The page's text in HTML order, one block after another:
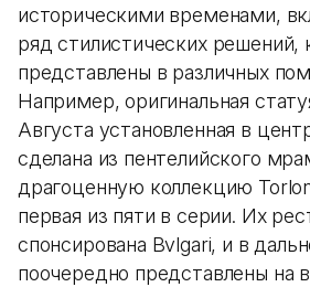
историческими временами,
ряд стилистических решений,
представлены в различных
Например, оригинальная
Августа установленная в
сделана из пентелийского
драгоценную коллекцию
первая из пяти в серии. Их
спонсирована Bvlgari, и в
поочередно представлены на